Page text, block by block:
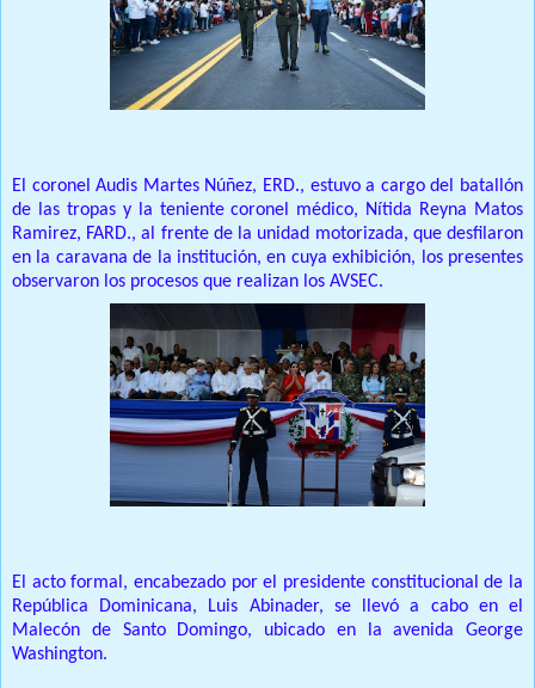
El coronel Audis Martes Núñez, ERD., estuvo a cargo del batallón
de las tropas y la teniente coronel médico, Nítida Reyna Matos
Ramirez, FARD., al frente de la unidad motorizada, que desfilaron
en la caravana de la institución, en cuya exhibición, los presentes
observaron los procesos que realizan los AVSEC.
El acto formal, encabezado por el presidente constitucional de la
República Dominicana, Luis Abinader, se llevó a cabo en el
Malecón de Santo Domingo, ubicado en la avenida George
Washington.